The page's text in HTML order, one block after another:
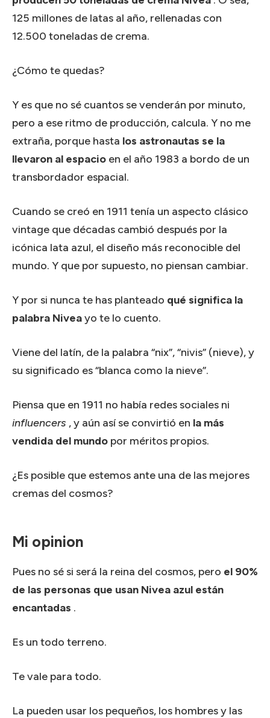
125 millones de latas al año, rellenadas con
12.500 toneladas de crema.
¿Cómo te quedas?
Y es que no sé cuantos se venderán por minuto,
pero a ese ritmo de producción, calcula. Y no me
extraña, porque hasta los astronautas se la
llevaron al espacio en el año 1983 a bordo de un
transbordador espacial.
Cuando se creó en 1911 tenía un aspecto clásico
vintage que décadas cambió después por la
icónica lata azul, el diseño más reconocible del
mundo. Y que por supuesto, no piensan cambiar.
Y por si nunca te has planteado qué significa la
palabra Niveayo te lo cuento.
Viene del latín, de la palabra “nix”, “nivis” (nieve), y
su significado es “blanca como la nieve”.
Piensa que en 1911 no había redes sociales ni
influencers , y aún así se convirtió en la más
vendida del mundo por méritos propios.
¿Es posible que estemos ante una de las mejores
cremas del cosmos?
Mi opinion
Pues no sé si será la reina del cosmos, pero el 90%
de las personas que usan Nivea azul están
encantadas .
Es un todo terreno.
Te vale para todo.
La pueden usar los pequeños, los hombres y las